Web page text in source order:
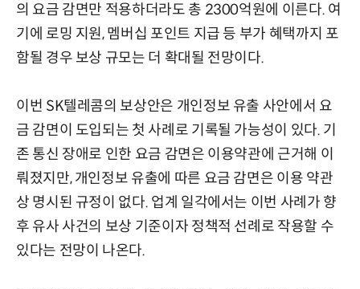
의 요금 감면만 적용하더라도 총 2300억원에 이른다. 여
기에 로밍 지원, 멤버십 포인트 지급 등 부가 혜택까지 포
함될 경우 보상 규모는 더 확대될 전망이다.
이번 SK텔레콤의 보상안은 개인정보 유출 사안에서 요
금 감면이 도입되는 첫 사례로 기록될 가능성이 있다. 기
존 통신 장애로 인한 요금 감면은 이용약관에 근거해 이
뤄졌지만, 개인정보 유출에 따른 요금 감면은 이용 약관
상 명시된 규정이 없다. 업계 일각에서는 이번 사례가 향
후 유사 사건의 보상 기준이자 정책적 선례로 작용할 수
있다는 전망이 나온다.